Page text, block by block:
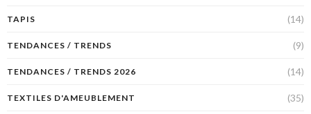
TAPIS (14)
TENDANCES / TRENDS (9)
TENDANCES / TRENDS 2026 (14)
TEXTILES D'AMEUBLEMENT (35)